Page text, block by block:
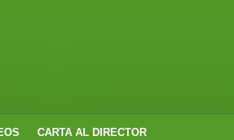
CARTA AL DIRECTOR